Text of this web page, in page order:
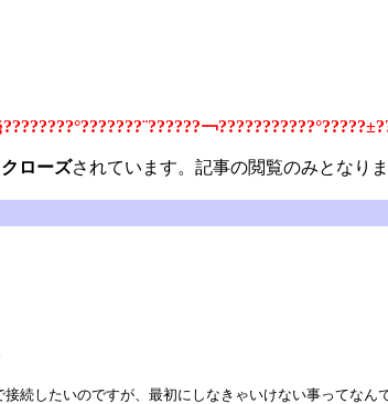
￢
クローズされています。記事の閲覧のみとなりま
続したいのですが、最初にしなきゃいけない事ってなん